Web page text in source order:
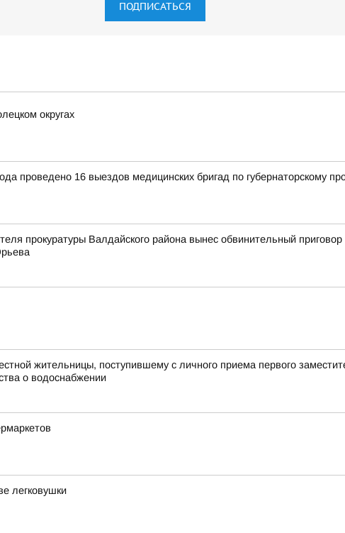
ПОДПИСАТЬСЯ
округах
проведено 16 выездов медицинских бригад по губернаторскому
прокуратуры Валдайского района вынес обвинительный
жительницы, поступившему с личного приема первого
о водоснабжении
легковушки